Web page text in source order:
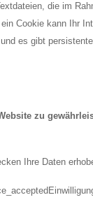
die im
Cookie kann Ihr
es gibt
zu
Ihre Daten